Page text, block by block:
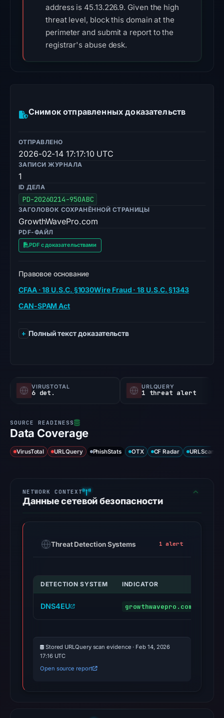
address is 45.13.226.9. Given the high
threat level, block this domain at the
perimeter and submit a report to the
registrar's abuse desk.
Снимок отправленных доказательств
ОТПРАВЛЕНО
2026-02-14 17:17:10 UTC
ЗАПИСИ ЖУРНАЛА
1
ID ДЕЛА
PD-20260214-950ABC
ЗАГОЛОВОК СОХРАНЁННОЙ СТРАНИЦЫ
GrowthWavePro.com
PDF-ФАЙЛ
PDF с доказательствами
Правовое основание
CFAA · 18 U.S.C. §1030Wire Fraud · 18 U.S.C. §1343
CAN-SPAM Act
Полный текст доказательств
VIRUSTOTAL
6 det.
URLQUERY
1 threat alert
Data Coverage
VirusTotal URLQuery PhishStats OTX CF Radar URLScan
Данные сетевой безопасности
Threat Detection Systems 1 alert
DETECTION SYSTEM INDICATOR
DNS4EU growthwavepro.com
Stored URLQuery scan evidence · Feb 14, 2026
17:16 UTC
Open source report